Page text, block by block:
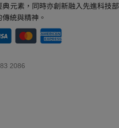
元素，同時亦創新融入先進科技部
統與精神。
2086